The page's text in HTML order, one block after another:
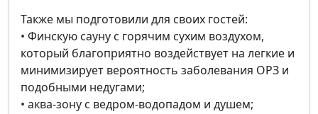
Также мы подготовили для своих гостей:
• Финскую сауну с горячим сухим воздухом,
который благоприятно воздействует на легкие и
минимизирует вероятность заболевания ОРЗ и
подобными недугами;
• аква-зону с ведром-водопадом и душем;